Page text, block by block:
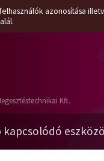
azonosítása
Kft.
kapcsolódó